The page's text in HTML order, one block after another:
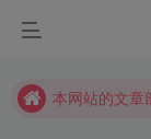
现在赞助会